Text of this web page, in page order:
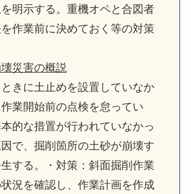
明示する。重機オペと合図者
作業前に決めておく等の対策
災害の概説
ときに土止めを設置していなか
業開始前の点検を怠ってい
的な措置が行われていなかっ
で、掘削箇所の土砂が崩壊す
する。・対策：斜面掘削作業
況を確認し、作業計画を作成